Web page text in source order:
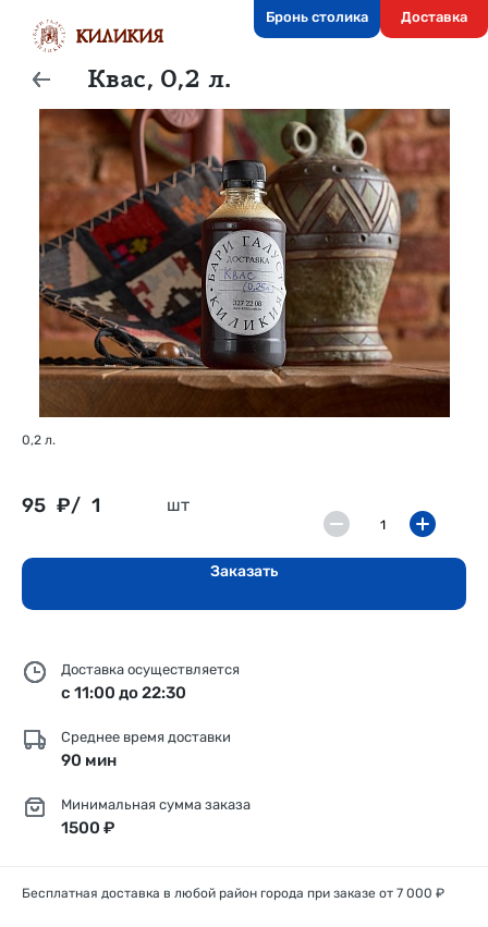
Квас, 0,2 л.
0,2 л.
95 ₽/ 1 шт
Заказать
Доставка осуществляется
с 11:00 до 22:30
Среднее время доставки
90 мин
Минимальная сумма заказа
1500 ₽
Бесплатная доставка в любой район города при заказе от 7 000 ₽
Бронь столика Доставка